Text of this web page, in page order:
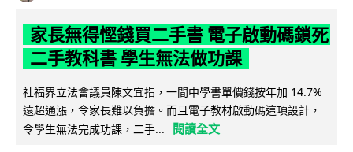
家長無得慳錢買二手書 電子啟動碼鎖死
二手教科書 學生無法做功課
社福界立法會議員陳文宜指，一間中學書單價錢按年加 14.7%
遠超通漲，令家長難以負擔。而且電子教材啟動碼這項設計，
令學生無法完成功課，二手...
閱讀全文